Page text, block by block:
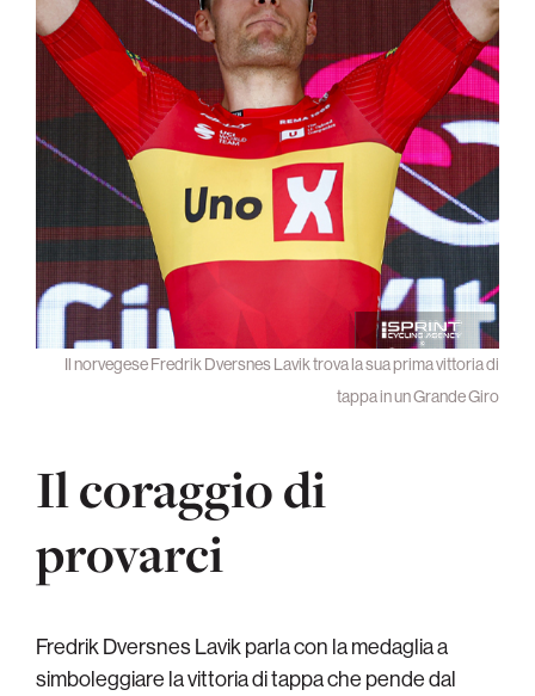
Il norvegese Fredrik Dversnes Lavik trova la sua prima vittoria di
tappa in un Grande Giro
Il coraggio di
provarci
Fredrik Dversnes Lavik parla con la medaglia a
simboleggiare la vittoria di tappa che pende dal